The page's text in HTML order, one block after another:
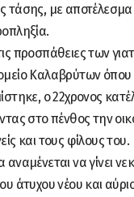
τάσης, με αποτέλεσμα
προσπάθειες των
Καλαβρύτων όπου
ο 22χρονος
στο πένθος την
και τους φίλους του.
αναμένεται να γίνει
άτυχου νέου και